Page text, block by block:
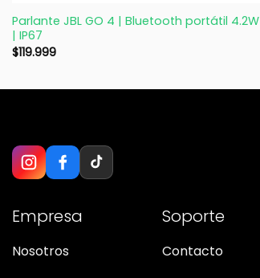
Parlante JBL GO 4 | Bluetooth portátil 4.2W
| IP67
$119.999
Empresa
Nosotros
Soporte
Contacto